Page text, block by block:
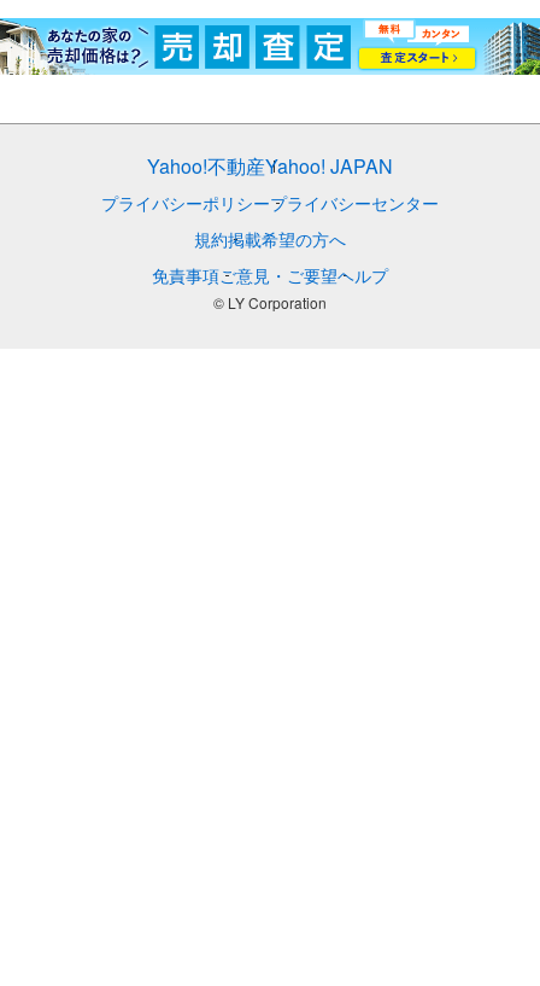
Yahoo!不動産Yahoo! JAPAN
プライバシーポリシープライバシーセンター
規約掲載希望の方へ
免責事項ご意見・ご要望ヘルプ
© LY Corporation